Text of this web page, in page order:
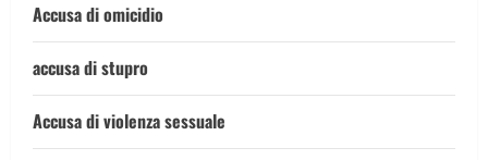
Accusa di omicidio
accusa di stupro
Accusa di violenza sessuale